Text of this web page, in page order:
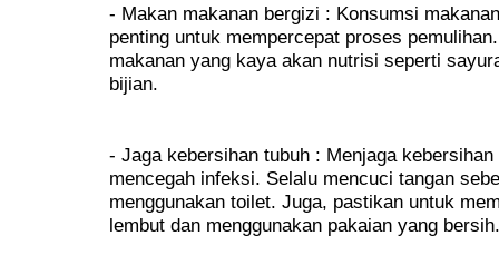
- Makan makanan bergizi : Konsumsi
penting untuk mempercepat proses
makanan yang kaya akan nutrisi seperti
bijian.
- Jaga kebersihan tubuh : Menjaga
mencegah infeksi. Selalu mencuci tangan
menggunakan toilet. Juga, pastikan untuk
lembut dan menggunakan pakaian yang bersih.